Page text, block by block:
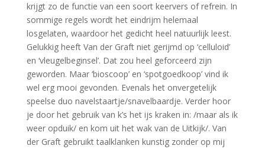
krijgt zo de functie van een soort keervers of refrein. In
sommige regels wordt het eindrijm helemaal
losgelaten, waardoor het gedicht heel natuurlijk leest.
Gelukkig heeft Van der Graft niet gerijmd op ‘celluloid’
en ‘vleugelbeginsel’. Dat zou heel geforceerd zijn
geworden. Maar ‘bioscoop’ en ‘spotgoedkoop’ vind ik
wel erg mooi gevonden. Evenals het onvergetelijk
speelse duo navelstaartje/snavelbaardje. Verder hoor
je door het gebruik van k’s het ijs kraken in: /maar als ik
weer opduik/ en kom uit het wak van de Uitkijk/. Van
der Graft gebruikt taalklanken kunstig zonder op mij